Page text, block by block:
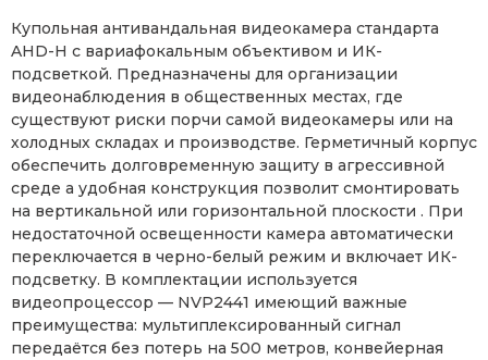
Купольная антивандальная видеокамера стандарта
AHD-H с вариафокальным объективом и ИК-
подсветкой. Предназначены для организации
видеонаблюдения в общественных местах, где
существуют риски порчи самой видеокамеры или на
холодных складах и производстве. Герметичный корпус
обеспечить долговременную защиту в агрессивной
среде а удобная конструкция позволит смонтировать
на вертикальной или горизонтальной плоскости . При
недостаточной освещенности камера автоматически
переключается в черно-белый режим и включает ИК-
подсветку. В комплектации используется
видеопроцессор — NVP2441 имеющий важные
преимущества: мультиплексированный сигнал
передаётся без потерь на 500 метров, конвейерная